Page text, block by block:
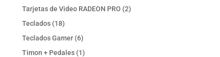
producto
Tarjetas de Video RADEON PRO 22
Teclados 1818
productos
Teclados Gamer 66
productos
Timon + Pedales 11